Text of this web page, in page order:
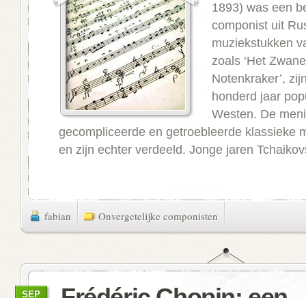
1893) was een
componist uit
muziekstukken
zoals ‘Het
Notenkraker’,
honderd jaar
Westen. De
gecompliceerde en getroebleerde klassieke
en zijn echter verdeeld. Jonge jaren
fabian Onvergetelijke componisten
SEP